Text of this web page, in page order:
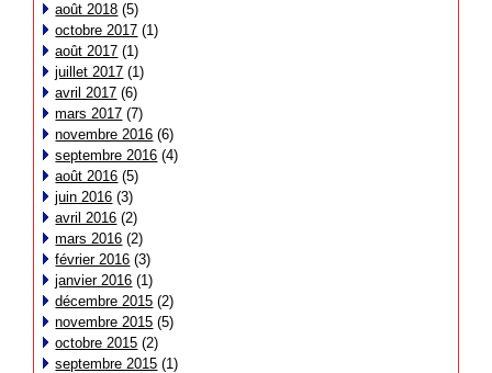
août 2018 (5)
octobre 2017 (1)
août 2017 (1)
juillet 2017 (1)
avril 2017 (6)
mars 2017 (7)
novembre 2016 (6)
septembre 2016 (4)
août 2016 (5)
juin 2016 (3)
avril 2016 (2)
mars 2016 (2)
février 2016 (3)
janvier 2016 (1)
décembre 2015 (2)
novembre 2015 (5)
octobre 2015 (2)
septembre 2015 (1)